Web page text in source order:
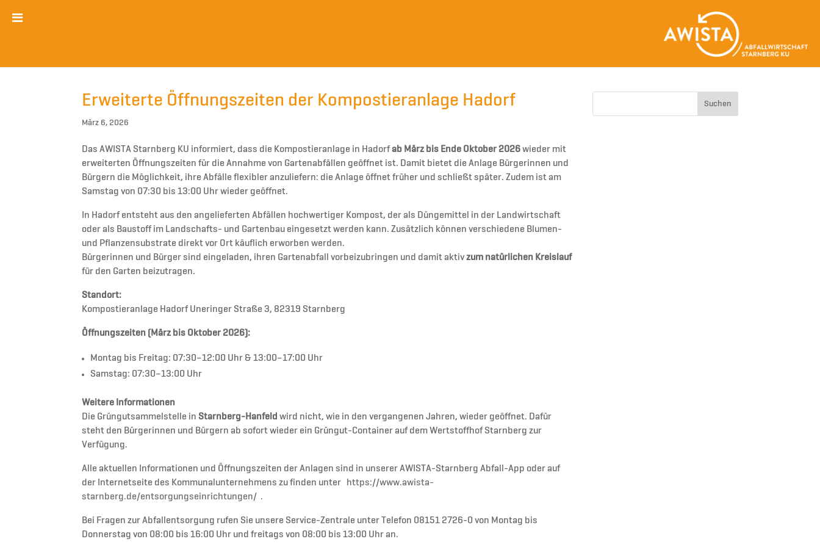
Erweiterte Öffnungszeiten der Kompostieranlage Hadorf
März 6, 2026
Das AWISTA Starnberg KU informiert, dass die Kompostieranlage in Hadorfab März bis Ende Oktober 2026wieder mit
erweiterten Öffnungszeiten für die Annahme von Gartenabfällen geöffnet ist. Damit bietet die Anlage Bürgerinnen und
Bürgern die Möglichkeit, ihre Abfälle flexibler anzuliefern: die Anlage öffnet früher und schließt später. Zudem ist am
Samstag von 07:30 bis 13:00 Uhr wieder geöffnet.
In Hadorf entsteht aus den angelieferten Abfällen hochwertiger Kompost, der als Düngemittel in der Landwirtschaft
oder als Baustoff im Landschafts- und Gartenbau eingesetzt werden kann. Zusätzlich können verschiedene Blumen-
und Pflanzensubstrate direkt vor Ort käuflich erworben werden.
Bürgerinnen und Bürger sind eingeladen, ihren Gartenabfall vorbeizubringen und damit aktivzum natürlichen Kreislauf
für den Garten beizutragen.
Standort:
Kompostieranlage Hadorf Uneringer Straße 3, 82319 Starnberg
Öffnungszeiten (März bis Oktober 2026):
Montag bis Freitag: 07:30–12:00 Uhr & 13:00–17:00 Uhr
Samstag: 07:30–13:00 Uhr
Weitere Informationen
Die Grüngutsammelstelle in Starnberg-Hanfeld wird nicht, wie in den vergangenen Jahren, wieder geöffnet. Dafür
steht den Bürgerinnen und Bürgern ab sofort wieder ein Grüngut-Container auf dem Wertstoffhof Starnberg zur
Verfügung.
Alle aktuellen Informationen und Öffnungszeiten der Anlagen sind in unserer AWISTA-Starnberg Abfall-App oder auf
der Internetseite des Kommunalunternehmens zu finden unter
https://www.awista-
starnberg.de/entsorgungseinrichtungen/ .
Bei Fragen zur Abfallentsorgung rufen Sie unsere Service-Zentrale unter Telefon 08151 2726-0 von Montag bis
Donnerstag von 08:00 bis 16:00 Uhr und freitags von 08:00 bis 13:00 Uhr an.